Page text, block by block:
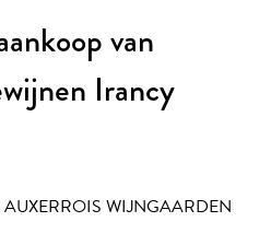
van
Irancy
WIJNGAARDEN